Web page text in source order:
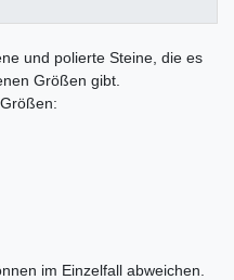
und polierte Steine, die es
Größen gibt.
im Einzelfall abweichen.